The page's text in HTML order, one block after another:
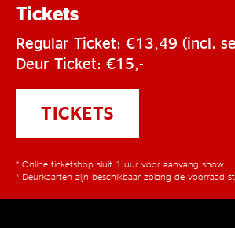
Tickets
Regular Ticket: €13,49 (incl.
Deur Ticket: €15,-
TICKETS
* Online ticketshop sluit 1 uur voor aanvang show.
* Deurkaarten zijn beschikbaar zolang de voorraad